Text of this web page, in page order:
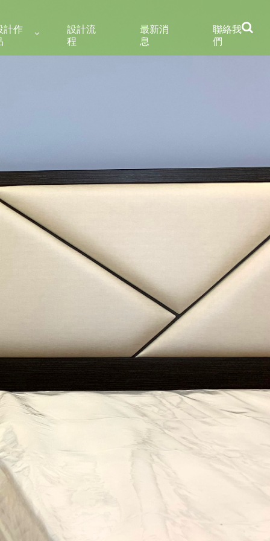
計作
設計流
程
最新消
息
聯絡我
們